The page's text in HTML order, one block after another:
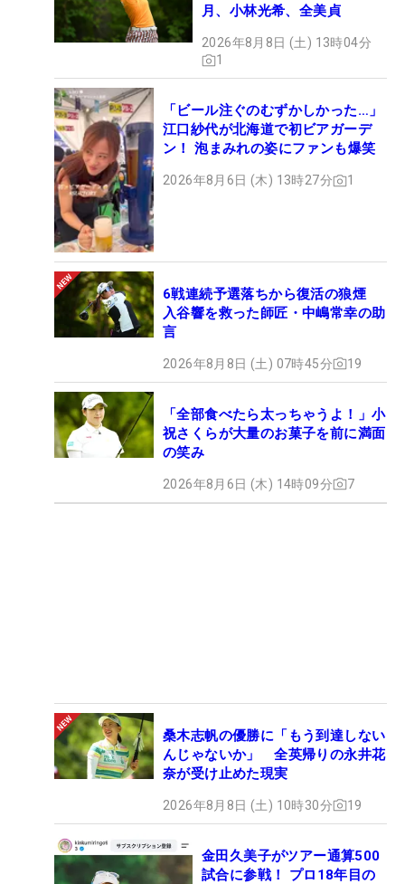
月、小林光希、全美貞
2026年8月8日 (土) 13時04分
1
「ビール注ぐのむずかしかった…」
江口紗代が北海道で初ビアガーデ
ン！ 泡まみれの姿にファンも爆笑
2026年8月6日 (木) 13時27分 1
6戦連続予選落ちから復活の狼煙
入谷響を救った師匠・中嶋常幸の助
言
2026年8月8日 (土) 07時45分 19
「全部食べたら太っちゃうよ！」小
祝さくらが大量のお菓子を前に満面
の笑み
2026年8月6日 (木) 14時09分 7
桑木志帆の優勝に「もう到達しない
んじゃないか」 全英帰りの永井花
奈が受け止めた現実
2026年8月8日 (土) 10時30分 19
金田久美子がツアー通算500
試合に参戦！ プロ18年目の